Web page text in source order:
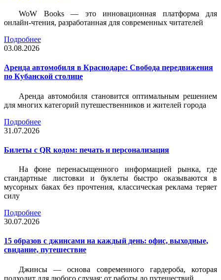
WoW Books — это инновационная платформа для
онлайн-чтения, разработанная для современных читателей
Подробнее
03.08.2026
Аренда автомобиля в Краснодаре: Свобода передвижения
по Кубанской столице
Аренда автомобиля становится оптимальным решением
для многих категорий путешественников и жителей города
Подробнее
31.07.2026
Билеты c QR кодом: печать и персонализация
На фоне перенасыщенного информацией рынка, где
стандартные листовки и буклеты быстро оказываются в
мусорных баках без прочтения, классическая реклама теряет
силу
Подробнее
30.07.2026
15 образов с джинсами на каждый день: офис, выходные,
свидание, путешествие
Джинсы — основа современного гардероба, которая
подходит для любого случая: от работы до путешествий